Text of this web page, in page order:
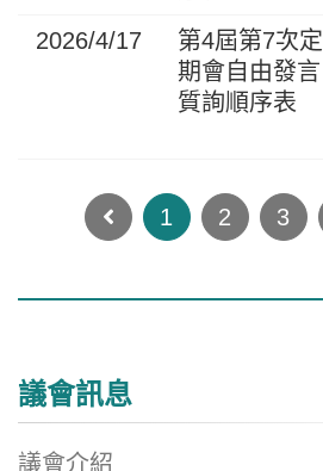
2026/4/17
第4屆第7次定
期會自由發言
質詢順序表
1 2 3
議會訊息
議會介紹